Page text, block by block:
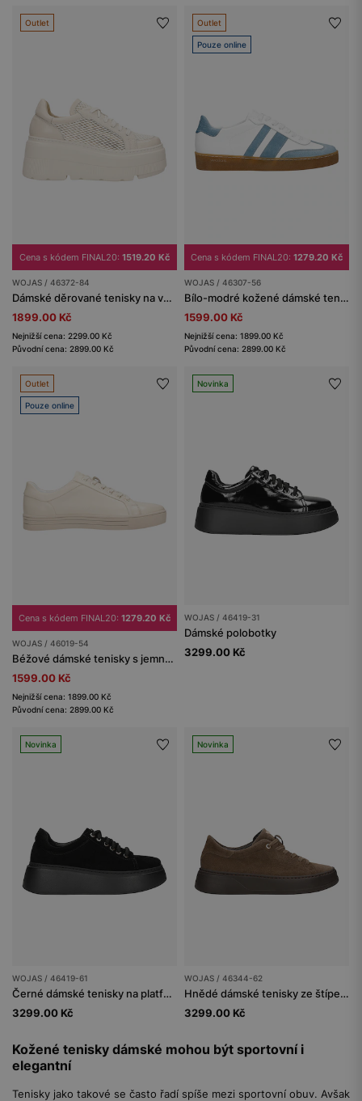
Outlet
Cena s kódem FINAL20: 1519.20 Kč
WOJAS / 46372-84
Dámské děrované tenisky na vysoké platformě
1899.00 Kč
Nejnižší cena: 2299.00 Kč
Původní cena: 2899.00 Kč
Outlet
Pouze online
Cena s kódem FINAL20: 1279.20 Kč
WOJAS / 46307-56
Bílo-modré kožené dámské tenisky na hnědé podrážce
1599.00 Kč
Nejnižší cena: 1899.00 Kč
Původní cena: 2899.00 Kč
Outlet
Pouze online
Cena s kódem FINAL20: 1279.20 Kč
WOJAS / 46019-54
Béžové dámské tenisky s jemnými zlatými akcenty
1599.00 Kč
Nejnižší cena: 1899.00 Kč
Původní cena: 2899.00 Kč
Novinka
WOJAS / 46419-31
Dámské polobotky
3299.00 Kč
Novinka
WOJAS / 46419-61
Černé dámské tenisky na platformě
3299.00 Kč
Novinka
WOJAS / 46344-62
Hnědé dámské tenisky ze štípenky
3299.00 Kč
Kožené tenisky dámské mohou být sportovní i
elegantní
Tenisky jako takové se často řadí spíše mezi sportovní obuv. Avšak